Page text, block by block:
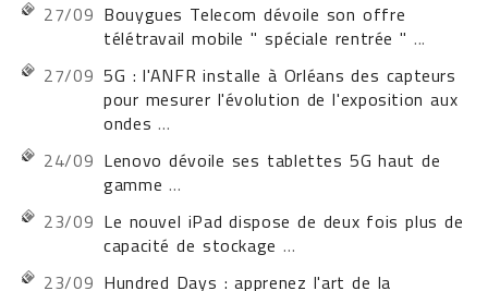
27/09 Bouygues Telecom dévoile son offre
télétravail mobile " spéciale rentrée " ...
27/09 5G : l'ANFR installe à Orléans des capteurs
pour mesurer l'évolution de l'exposition aux
ondes ...
24/09 Lenovo dévoile ses tablettes 5G haut de
gamme ...
23/09 Le nouvel iPad dispose de deux fois plus de
capacité de stockage ...
23/09 Hundred Days : apprenez l'art de la